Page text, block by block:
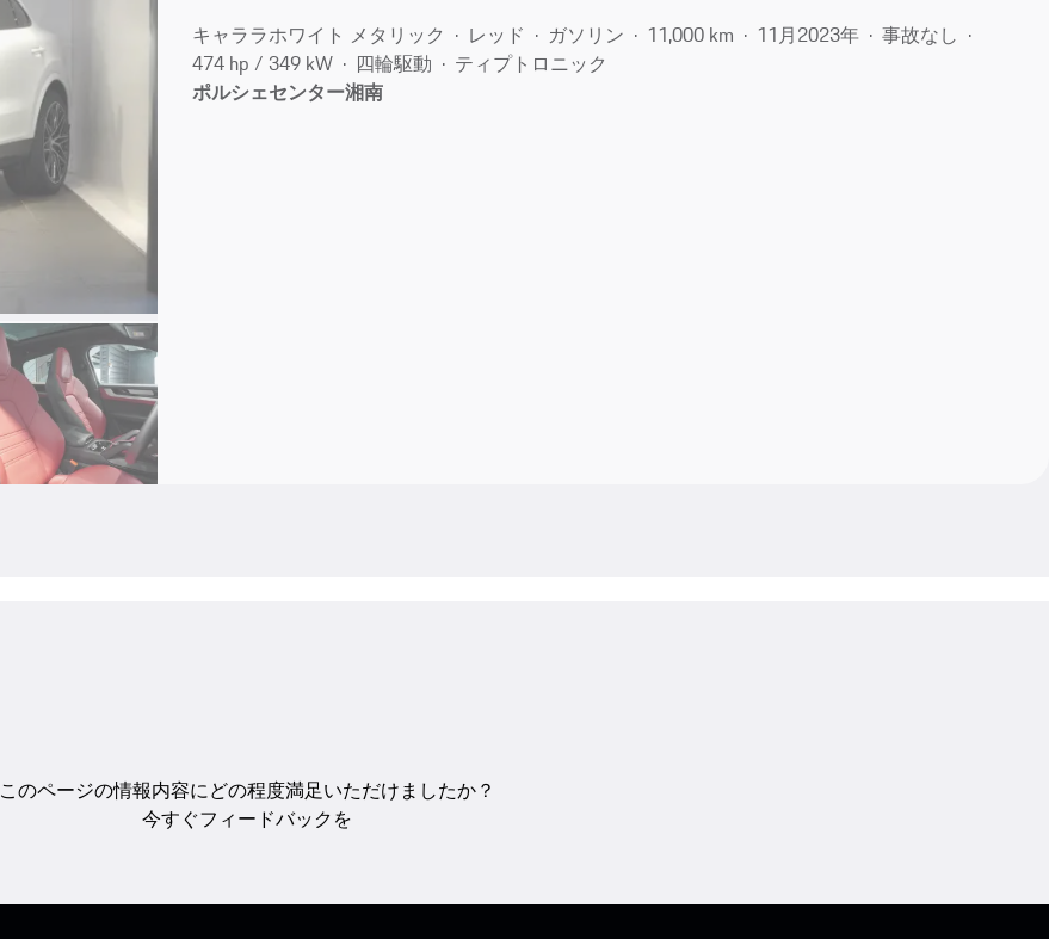
キャララホワイト メタリック レッド ガソリン 11,000 km 11月​2023年
事故なし
474 hp / 349 kW
四輪駆動
ティプトロニック
ポルシェセンター湘南
このページの情報内容にどの程度満足いただけましたか？
今すぐフィードバックを